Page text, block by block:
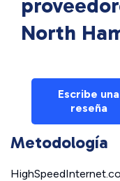
North
Escribe una
reseña
Metodología